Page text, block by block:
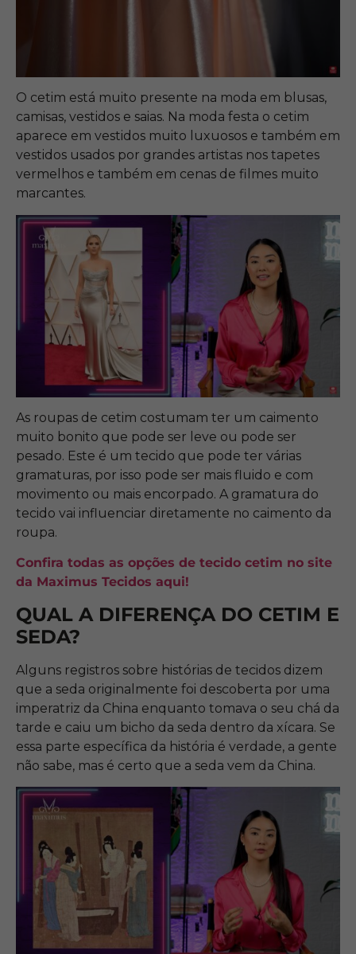
O cetim está muito presente na moda em blusas,
camisas, vestidos e saias. Na moda festa o cetim
aparece em vestidos muito luxuosos e também em
vestidos usados por grandes artistas nos tapetes
vermelhos e também em cenas de filmes muito
marcantes.
As roupas de cetim costumam ter um caimento
muito bonito que pode ser leve ou pode ser
pesado. Este é um tecido que pode ter várias
gramaturas, por isso pode ser mais fluido e com
movimento ou mais encorpado. A gramatura do
tecido vai influenciar diretamente no caimento da
roupa.
Confira todas as opções de tecido cetim no site
da Maximus Tecidos aqui!
QUAL A DIFERENÇA DO CETIM E
SEDA?
Alguns registros sobre histórias de tecidos dizem
que a seda originalmente foi descoberta por uma
imperatriz da China enquanto tomava o seu chá da
tarde e caiu um bicho da seda dentro da xícara. Se
essa parte específica da história é verdade, a gente
não sabe, mas é certo que a seda vem da China.